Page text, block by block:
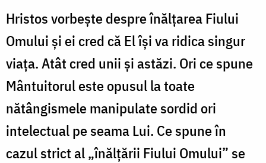
Hristos vorbește despre înălțarea Fiului
Omului și ei cred că El își va ridica singur
viața. Atât cred unii și astăzi. Ori ce spune
Mântuitorul este opusul la toate
nătângismele manipulate sordid ori
intelectual pe seama Lui. Ce spune în
cazul strict al „înălțării Fiului Omului” se